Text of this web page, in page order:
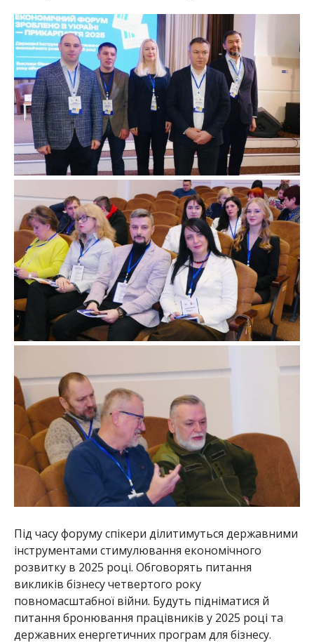
Під часу форуму спікери ділитимуться державними
інструментами стимулювання економічного
розвитку в 2025 році. Обговорять питання
викликів бізнесу четвертого року
повномасштабної війни. Будуть підніматися й
питання бронювання працівників у 2025 році та
державних енергетичних програм для бізнесу.